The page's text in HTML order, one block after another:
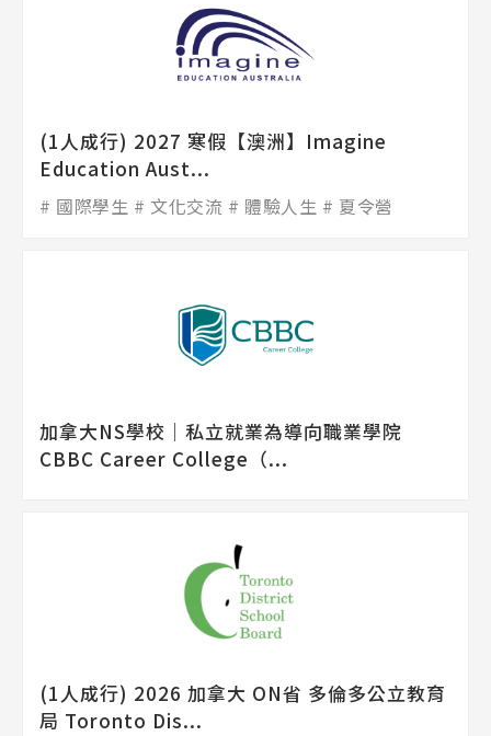
(1人成行) 2027 寒假【澳洲】Imagine
Education Aust...
國際學生 文化交流 體驗人生 夏令營
加拿大NS學校│私立就業為導向職業學院
CBBC Career College（...
(1人成行) 2026 加拿大 ON省 多倫多公立教育
局 Toronto Dis...